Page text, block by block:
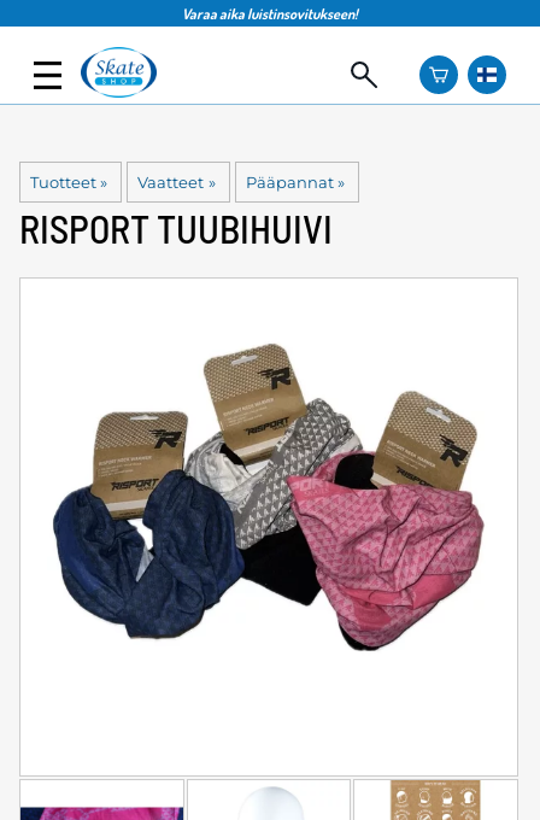
Varaa aika luistinsovitukseen!
Tuotteet‪» Vaatteet ‪» Pääpannat ‪»
RISPORTTUUBIHUIVI